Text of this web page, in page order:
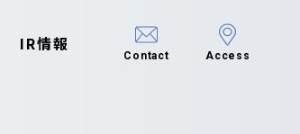
IR情報
Contact Access